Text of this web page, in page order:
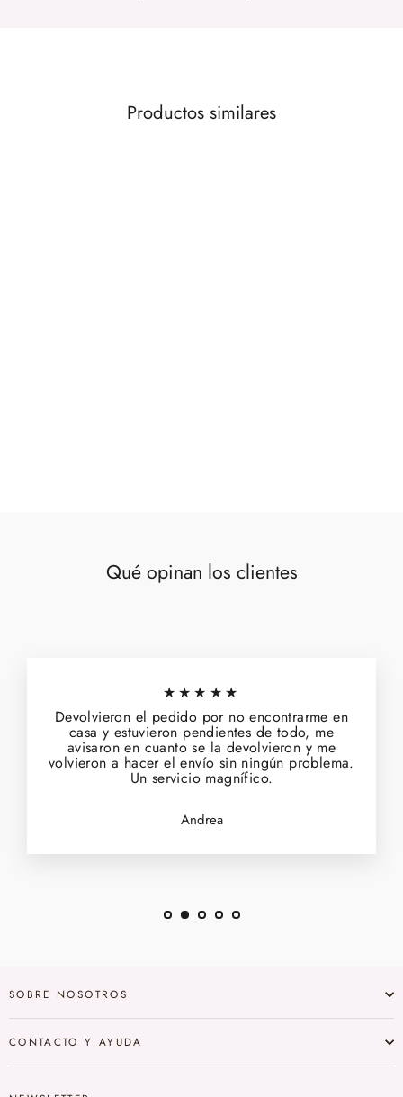
Productos similares
Qué opinan los clientes
★★★★★
Devolvieron el pedido por no encontrarme en
casa y estuvieron pendientes de todo, me
avisaron en cuanto se la devolvieron y me
volvieron a hacer el envío sin ningún problema.
Un servicio magnífico.
Andrea
SOBRE NOSOTROS
CONTACTO Y AYUDA